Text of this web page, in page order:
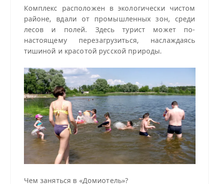
Комплекс расположен в экологически чистом
районе, вдали от промышленных зон, среди
лесов и полей. Здесь турист может по-
настоящему перезагрузиться, наслаждаясь
тишиной и красотой русской природы.
Чем заняться в «Домиотель»?